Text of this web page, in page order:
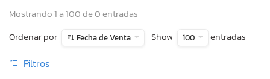
Mostrando 1 a 100 de 0 entradas
Ordenar por
Fecha de Venta Show 100 entradas
Filtros